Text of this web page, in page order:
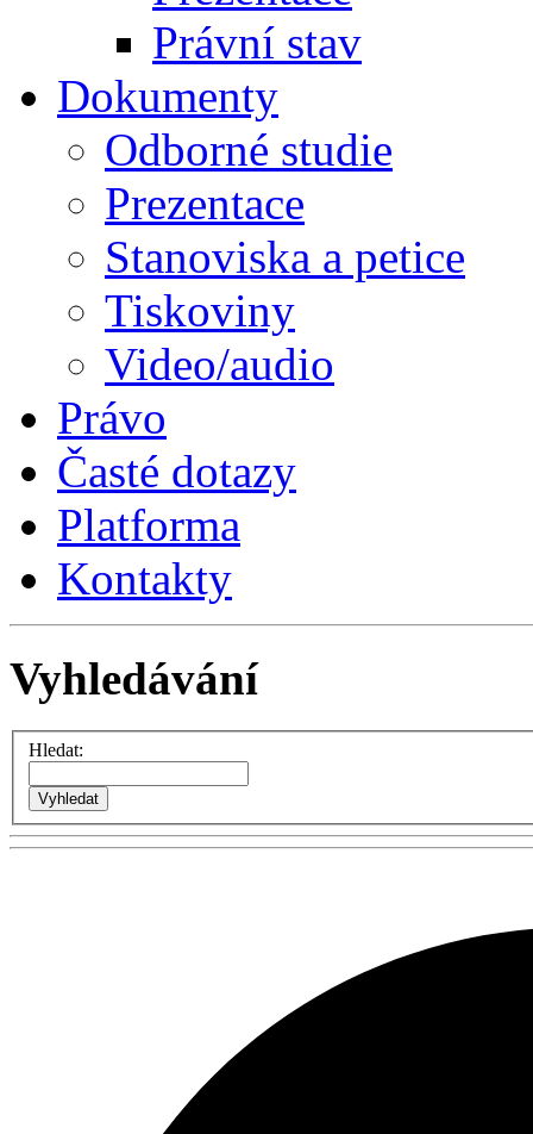
Právní stav
Dokumenty
Odborné studie
Prezentace
Stanoviska a petice
Tiskoviny
Video/audio
Právo
Časté dotazy
Platforma
Kontakty
Vyhledávání
Hledat: